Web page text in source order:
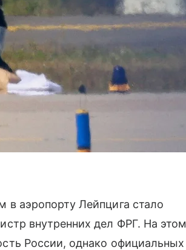
в аэропорту Лейпцига стало
внутренних дел ФРГ. На этом
России, однако официальных